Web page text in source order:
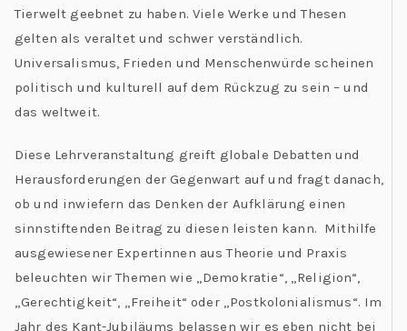
Tierwelt geebnet zu haben. Viele Werke und Thesen
gelten als veraltet und schwer verständlich.
Universalismus, Frieden und Menschenwürde scheinen
politisch und kulturell auf dem Rückzug zu sein – und
das weltweit.
Diese Lehrveranstaltung greift globale Debatten und
Herausforderungen der Gegenwart auf und fragt danach,
ob und inwiefern das Denken der Aufklärung einen
sinnstiftenden Beitrag zu diesen leisten kann. Mithilfe
ausgewiesener Expertinnen aus Theorie und Praxis
beleuchten wir Themen wie „Demokratie“, „Religion“,
„Gerechtigkeit“, „Freiheit“ oder „Postkolonialismus“. Im
Jahr des Kant-Jubiläums belassen wir es eben nicht bei